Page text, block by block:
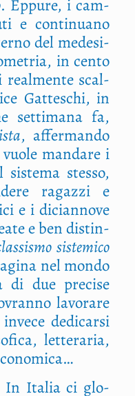
. Eppu­re, i cam­
e con­ti­nua­no
del mede­si­
in cen­to
real­men­te scal­
Gat­te­schi, in
set­ti­ma­na fa,
, affer­man­do
man­da­re i
stes­so,
ragaz­zi e
e i dician­no­ve
e ben distin­
siste­mi­co
nel mon­do
di due pre­ci­se
lavo­ra­re
dedi­car­si
let­te­ra­ria,
In Ita­lia ci glo­